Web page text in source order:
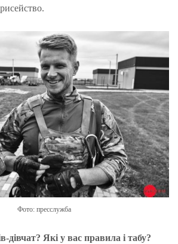
Фото: пресслужба
дівчат? Які у вас правила і табу?